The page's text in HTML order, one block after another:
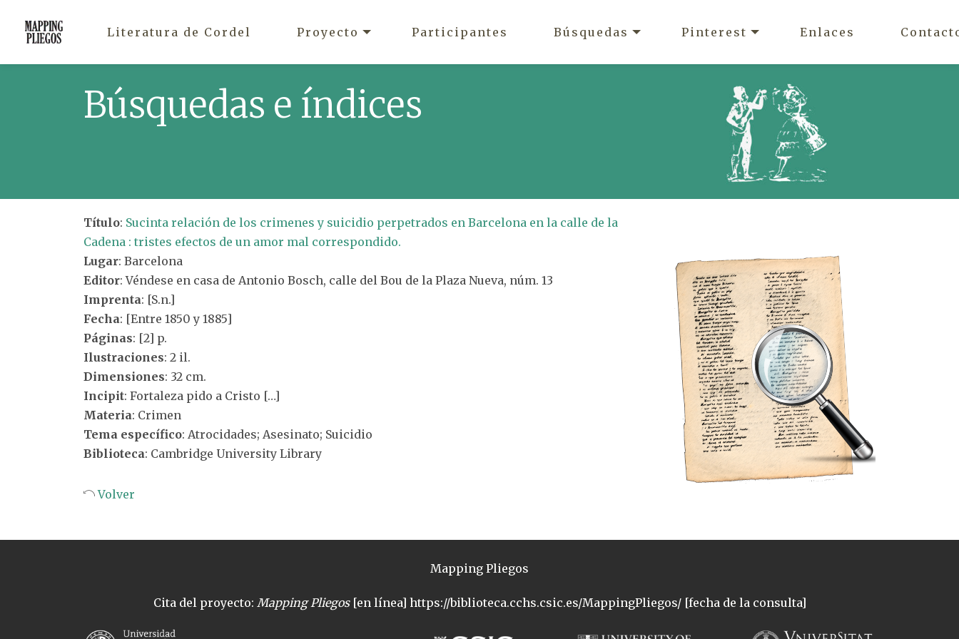
Literatura de Cordel Proyecto Participantes Búsquedas Pinterest Enlaces
Búsquedas e índices
Título: Sucinta relación de los crimenes y suicidio perpetrados en Barcelona en la calle de la
Cadena : tristes efectos de un amor mal correspondido.
Lugar: Barcelona
Editor: Véndese en casa de Antonio Bosch, calle del Bou de la Plaza Nueva, núm. 13
Imprenta: [S.n.]
Fecha: [Entre 1850 y 1885]
Páginas: [2] p.
Ilustraciones: 2 il.
Dimensiones: 32 cm.
Incipit: Fortaleza pido a Cristo […]
Materia: Crimen
Tema específico: Atrocidades; Asesinato; Suicidio
Biblioteca: Cambridge University Library
Volver
Mapping Pliegos
Cita del proyecto: Mapping Pliegos[en línea] https://biblioteca.cchs.csic.es/MappingPliegos/ [fecha de la consulta]